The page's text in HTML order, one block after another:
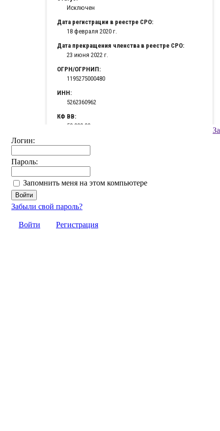
Логин:
Пароль:
Запомнить меня на этом компьютере
Забыли свой пароль?
Войти Регистрация